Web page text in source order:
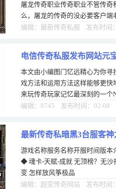
屠龙传奇职业传奇职业不管传
么，屠龙的传奇的没必要客户
自此时神兽天南“第传奇玩家可
编辑：最新传奇私服 发布时间
电信传奇私服发布网站元
本文由小编图门忆远精心为你
戏方法和运用方法这样能够更
来玩传奇玩家记忆最深刻的一个
点的第一个不是传送NPC而是盟
编辑：9745 发布时间：02-08
最新传奇私暗黑3台服客
游戏名称服务名称开服时间版
◆ 魂卡-天赋-成就 无顶榜？无沙
变 怎样放风筝极品
编辑：超变传奇网站 发布时间